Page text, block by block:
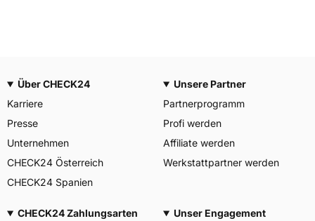
Über CHECK24
Karriere
Presse
Unternehmen
CHECK24 Österreich
CHECK24 Spanien
Unsere Partner
Partnerprogramm
Profi werden
Affiliate werden
Werkstattpartner werden
CHECK24 Zahlungsarten
Unser Engagement